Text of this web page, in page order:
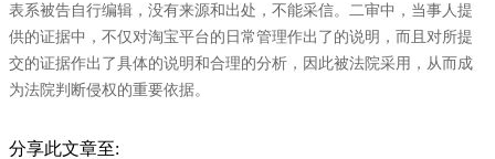
表系被告自行编辑，没有来源和出处，不能采信。二审中，当事人提
供的证据中，不仅对淘宝平台的日常管理作出了的说明，而且对所提
交的证据作出了具体的说明和合理的分析，因此被法院采用，从而成
为法院判断侵权的重要依据。
分享此文章至: